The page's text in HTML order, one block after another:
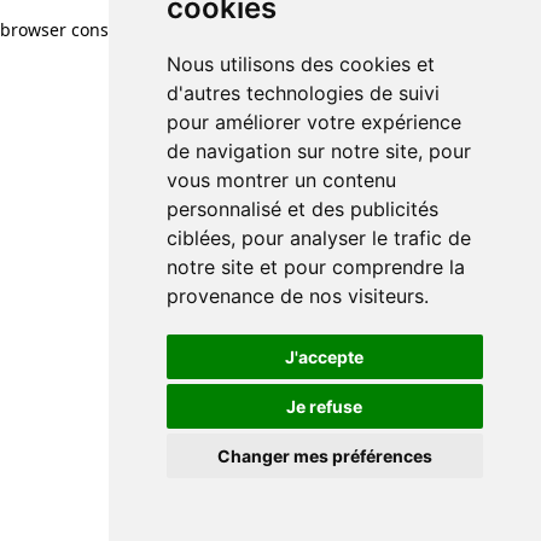
cookies
Nous utilisons des cookies et
d'autres technologies de suivi
pour améliorer votre expérience
de navigation sur notre site, pour
vous montrer un contenu
personnalisé et des publicités
ciblées, pour analyser le trafic de
notre site et pour comprendre la
provenance de nos visiteurs.
J'accepte
Je refuse
Changer mes préférences
browser console for more information)